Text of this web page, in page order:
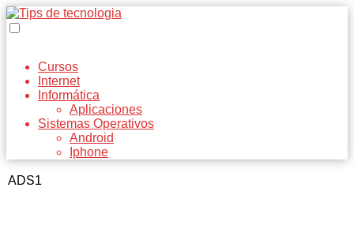
Cursos
Internet
Informática
Aplicaciones
Sistemas Operativos
Android
Iphone
ADS1